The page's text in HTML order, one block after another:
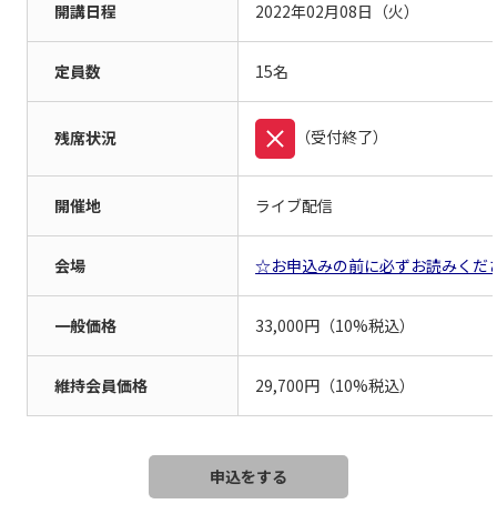
開講日程 2022年02月08日 （火）
定員数 15名
残席状況 （受付終了）
開催地 ライブ配信
会場 ☆お申込みの前に必ずお読みくだ
一般価格 33,000円（10%税込）
維持会員価格 29,700円（10%税込）